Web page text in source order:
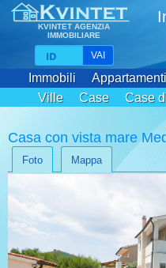
KVINTET AGENZIA
IMMOBILIARE
VAI
Immobili Appartamenti
Ville
Case Case
Casa con vista mare
Foto Mappa